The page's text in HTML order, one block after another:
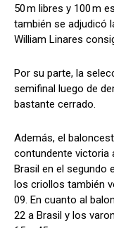
50 m libres y 100 m
también se adjudicó
William Linares
Por su parte, la
semifinal luego de
bastante cerrado.
Además, el
contundente victoria
Brasil en el segundo
los criollos también
09. En cuanto al
22 a Brasil y los